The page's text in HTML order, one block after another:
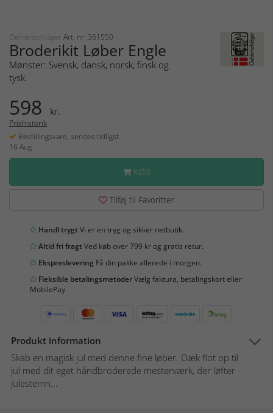
Oehlenschläger Art. nr: 361550
Broderikit Løber Engle
Mønster: Svensk, dansk, norsk, finsk og
tysk.
598 kr.
Prishistorik
Bestillingsvare, sendes tidligst
16 Aug
KØB
Tilføj til Favoritter
Handl trygtVi er en tryg og sikker netbutik.
Altid fri fragtVed køb over 799 kr og gratis retur.
Ekspreslevering Få din pakke allerede i morgen.
Fleksible betalingsmetoderVælg faktura, betalingskort eller
MobilePay.
Produkt information
Skab en magisk jul med denne fine løber. Dæk flot op til
jul med dit eget håndbroderede mesterværk, der løfter
julestemn...